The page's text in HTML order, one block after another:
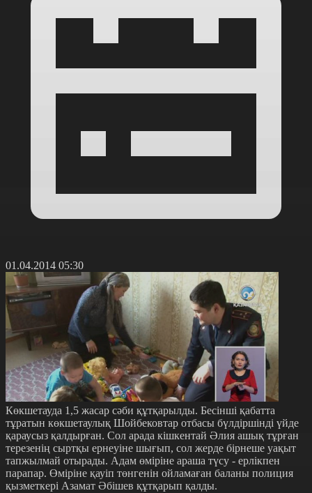
01.04.2014 05:30
Көкшетауда 1,5 жасар сәби құтқарылды. Бесінші қабатта
тұратын көкшетаулық Шойбековтар отбасы бүлдіршінді үйде
қараусыз қалдырған. Сол арада кішкентай Әлия ашық тұрған
терезенің сыртқы ернеуіне шығып, сол жерде бірнеше уақыт
тапжылмай отырады. Адам өміріне араша түсу - ерлікпен
парапар. Өміріне қауіп төнгенін ойламаған баланы полиция
қызметкері Азамат Әбішев құтқарып қалды.